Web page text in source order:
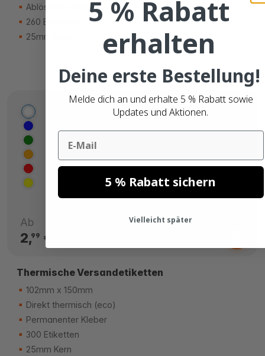
Ablösbarer Kleber
260 Etiketten
25mm Kern
Ab
2,99 €
Thermische Versandetiketten
102mm x 150mm
Direkt thermisch (eco)
Permanenter Kleber
300 Etiketten
25mm Kern
5 % Rabatt
erhalten
Deine erste Bestellung!
Melde dich an und erhalte 5 % Rabatt sowie
Updates und Aktionen.
Email
5 % Rabatt sichern
Vielleicht später